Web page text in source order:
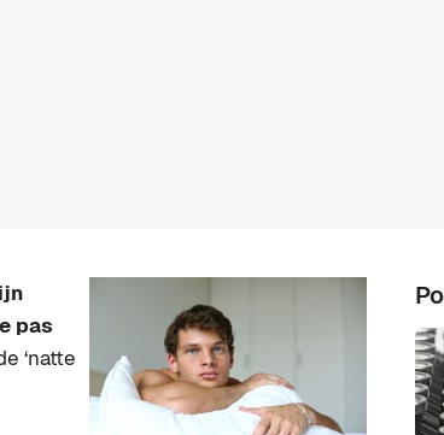
pas
‘natte